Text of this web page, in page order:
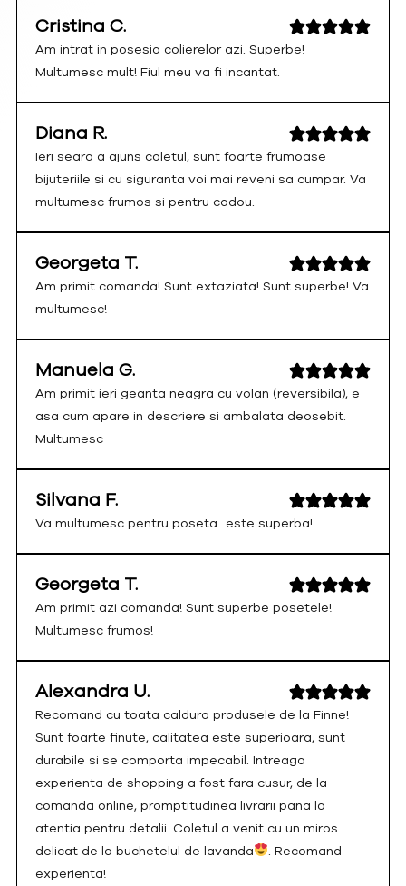
Cristina C.
Am intrat in posesia colierelor azi. Superbe!
Multumesc mult! Fiul meu va fi incantat.
Diana R.
Ieri seara a ajuns coletul, sunt foarte frumoase
bijuteriile si cu siguranta voi mai reveni sa cumpar. Va
multumesc frumos si pentru cadou.
Georgeta T.
Am primit comanda! Sunt extaziata! Sunt superbe! Va
multumesc!
Manuela G.
Am primit ieri geanta neagra cu volan (reversibila), e
asa cum apare in descriere si ambalata deosebit.
Multumesc
Silvana F.
Va multumesc pentru poseta...este superba!
Georgeta T.
Am primit azi comanda! Sunt superbe posetele!
Multumesc frumos!
Alexandra U.
Recomand cu toata caldura produsele de la Finne!
Sunt foarte finute, calitatea este superioara, sunt
durabile si se comporta impecabil. Intreaga
experienta de shopping a fost fara cusur, de la
comanda online, promptitudinea livrarii pana la
atentia pentru detalii. Coletul a venit cu un miros
delicat de la buchetelul de lavanda
. Recomand
experienta!